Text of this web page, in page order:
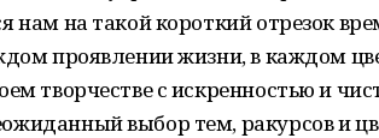
нам на такой короткий отрезок
проявлении жизни, в каждом
творчестве с искренностью и
выбор тем, ракурсов и